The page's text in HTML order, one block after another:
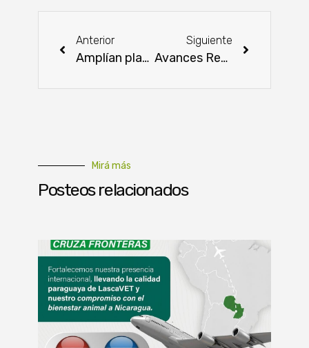
Anterior
Amplían plazo de suspensión total de autorización de permisos de quema para evitar incendios forestales
Siguiente
Avances Regulatorios: Más pasos hacia la excelencia en productos lácteos en Paraguay
Mirá más
Posteos relacionados